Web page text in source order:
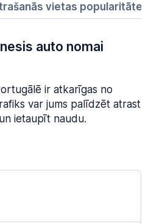
vietas popularitāte
auto nomai
ir atkarīgas no
var jums palīdzēt atrast
ietaupīt naudu.